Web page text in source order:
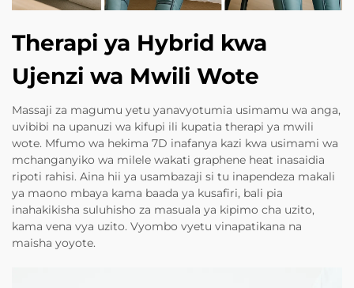
Therapi ya Hybrid kwa
Ujenzi wa Mwili Wote
Massaji za magumu yetu yanavyotumia usimamu wa anga,
uvibibi na upanuzi wa kifupi ili kupatia therapi ya mwili
wote. Mfumo wa hekima 7D inafanya kazi kwa usimami wa
mchanganyiko wa milele wakati graphene heat inasaidia
ripoti rahisi. Aina hii ya usambazaji si tu inapendeza makali
ya maono mbaya kama baada ya kusafiri, bali pia
inahakikisha suluhisho za masuala ya kipimo cha uzito,
kama vena vya uzito. Vyombo vyetu vinapatikana na
maisha yoyote.